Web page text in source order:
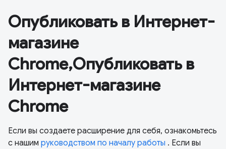
Опубликовать в Интернет-
магазине
Chrome,Опубликовать в
Интернет-магазине
Chrome
Если вы создаете расширение для себя, ознакомьтесь
с нашим руководством по началу работы . Если вы